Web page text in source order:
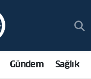
Gündem Sağlık